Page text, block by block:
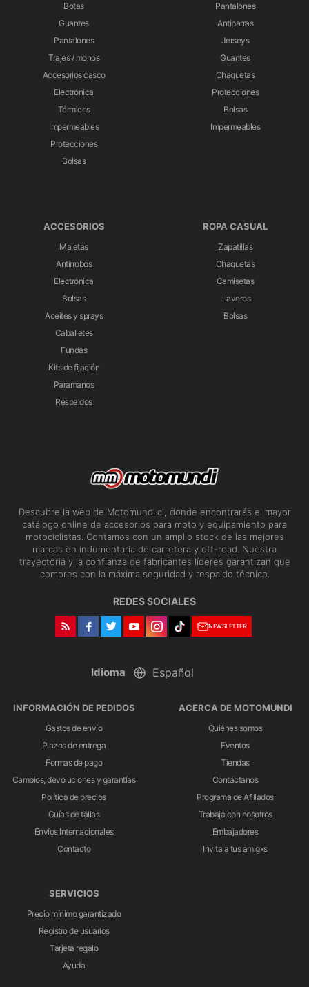
Botas
Guantes
Pantalones
Trajes / monos
Accesorios casco
Electrónica
Térmicos
Impermeables
Protecciones
Bolsas
Pantalones
Antiparras
Jerseys
Guantes
Chaquetas
Protecciones
Bolsas
Impermeables
ACCESORIOS
Maletas
Antirrobos
Electrónica
Bolsas
Aceites y sprays
Caballetes
Fundas
Kits de fijación
Paramanos
Respaldos
ROPA CASUAL
Zapatillas
Chaquetas
Camisetas
Llaveros
Bolsas
Descubre la web de Motomundi.cl, donde encontrarás el mayor
catálogo online de accesorios para moto y equipamiento para
motociclistas. Contamos con un amplio stock de las mejores
marcas en indumentaria de carretera y off-road. Nuestra
trayectoria y la confianza de fabricantes líderes garantizan que
compres con la máxima seguridad y respaldo técnico.
REDES SOCIALES
NEWSLETTER
Idioma
INFORMACIÓN DE PEDIDOS
Gastos de envío
Plazos de entrega
Formas de pago
Cambios, devoluciones y garantías
Política de precios
Guías de tallas
Envíos Internacionales
Contacto
ACERCA DE MOTOMUNDI
Quiénes somos
Eventos
Tiendas
Contáctanos
Programa de Afiliados
Trabaja con nosotros
Embajadores
Invita a tus amigxs
SERVICIOS
Precio mínimo garantizado
Registro de usuarios
Tarjeta regalo
Ayuda